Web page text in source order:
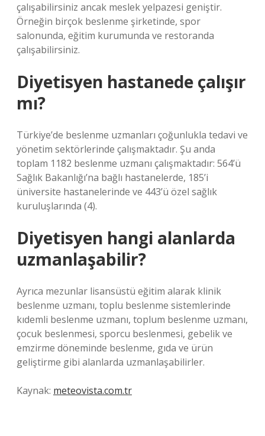
çalışabilirsiniz ancak meslek yelpazesi geniştir.
Örneğin birçok beslenme şirketinde, spor
salonunda, eğitim kurumunda ve restoranda
çalışabilirsiniz.
Diyetisyen hastanede çalışır
mı?
Türkiye’de beslenme uzmanları çoğunlukla tedavi ve
yönetim sektörlerinde çalışmaktadır. Şu anda
toplam 1182 beslenme uzmanı çalışmaktadır: 564’ü
Sağlık Bakanlığı’na bağlı hastanelerde, 185’i
üniversite hastanelerinde ve 443’ü özel sağlık
kuruluşlarında (4).
Diyetisyen hangi alanlarda
uzmanlaşabilir?
Ayrıca mezunlar lisansüstü eğitim alarak klinik
beslenme uzmanı, toplu beslenme sistemlerinde
kıdemli beslenme uzmanı, toplum beslenme uzmanı,
çocuk beslenmesi, sporcu beslenmesi, gebelik ve
emzirme döneminde beslenme, gıda ve ürün
geliştirme gibi alanlarda uzmanlaşabilirler.
Kaynak: meteovista.com.tr